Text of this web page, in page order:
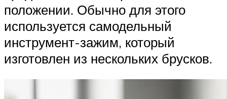
положении. Обычно для этого
используется самодельный
инструмент-зажим, который
изготовлен из нескольких брусков.